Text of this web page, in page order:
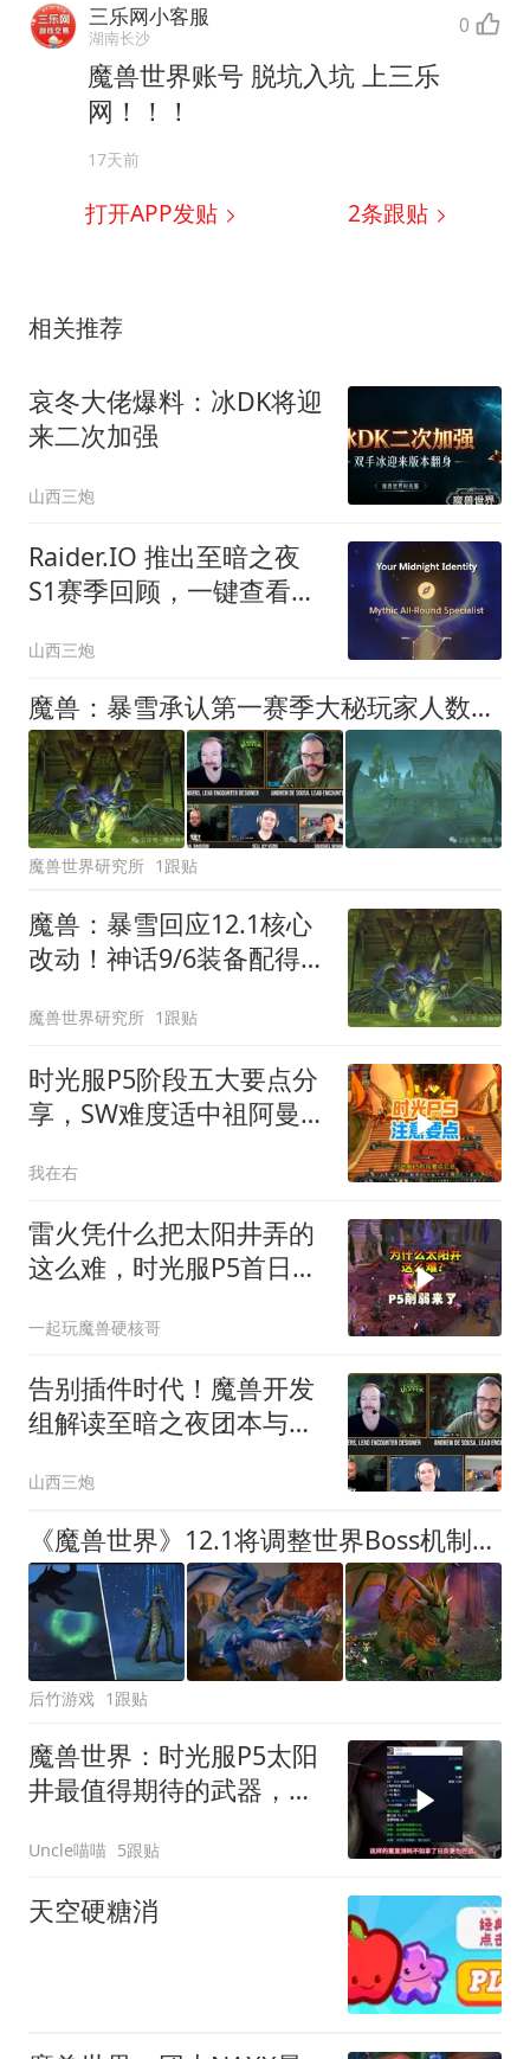
三乐网小客服
湖南长沙 0
魔兽世界账号 脱坑入坑 上三乐
网！！！
17天前
打开APP发贴 2条跟贴
相关推荐
哀冬大佬爆料：冰DK将迎
来二次加强
山西三炮
Raider.IO 推出至暗之夜
S1赛季回顾，一键查看你
山西三炮
魔兽：暴雪承认第一赛季大秘玩家人数创新高！PTR强度不代表一切
魔兽世界研究所 1跟贴
魔兽：暴雪回应12.1核心
改动！神话9/6装备配得上
魔兽世界研究所 1跟贴
时光服P5阶段五大要点分
享，SW难度适中祖阿曼白
我在右
雷火凭什么把太阳井弄的
这么难，时光服P5首日全
一起玩魔兽硬核哥
告别插件时代！魔兽开发
组解读至暗之夜团本与大
计算插件
山西三炮
《魔兽世界》12.1将调整世界Boss机制，设计师称以前太平庸
后竹游戏 1跟贴
魔兽世界：时光服P5太阳
井最值得期待的武器，谁
Uncle喵喵 5跟贴
天空硬糖消